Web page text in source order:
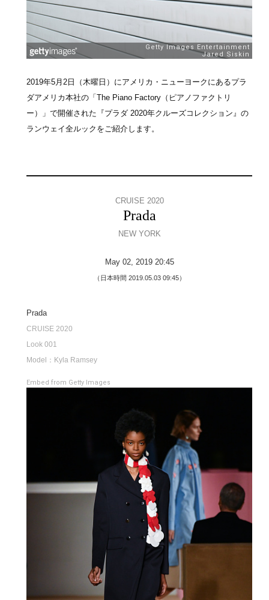
2019年5月2日（木曜日）にアメリカ・ニューヨークにあるプラ
ダアメリカ本社の「The Piano Factory（ピアノファクトリ
ー）」で開催された『プラダ 2020年クルーズコレクション』の
ランウェイ全ルックをご紹介します。
CRUISE 2020
Prada
NEW YORK
May 02, 2019 20:45
（日本時間 2019.05.03 09:45）
Prada
CRUISE 2020
Look 001
Model：Kyla Ramsey
Embed from Getty Images